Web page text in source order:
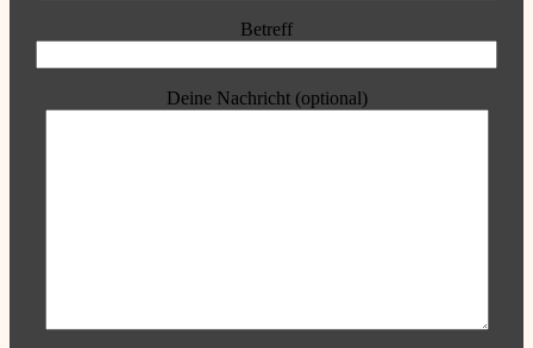
Betreff
Deine Nachricht (optional)